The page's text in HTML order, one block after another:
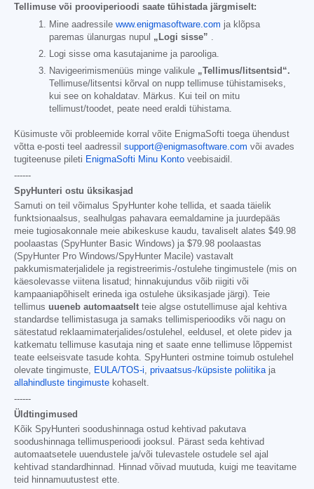
Tellimuse või prooviperioodi saate tühistada järgmiselt:
Mine aadressile www.enigmasoftware.com ja klõpsa
paremas ülanurgas nupul „Logi sisse”
Logi sisse oma kasutajanime ja parooliga.
Navigeerimismenüüs minge valikule „Tellimus/litsentsid“.
Tellimuse/litsentsi kõrval on nupp tellimuse tühistamiseks,
kui see on kohaldatav. Märkus. Kui teil on mitu
tellimust/toodet, peate need eraldi tühistama.
Küsimuste või probleemide korral võite EnigmaSofti toega ühendust
võtta e-posti teel aadressil support@enigmasoftware.com või avades
tugiteenuse pileti EnigmaSofti Minu Konto veebisaidil.
------
SpyHunteri ostu üksikasjad
Samuti on teil võimalus SpyHunter kohe tellida, et saada täielik
funktsionaalsus, sealhulgas pahavara eemaldamine ja juurdepääs
meie tugiosakonnale meie abikeskuse kaudu, tavaliselt alates $49.98
poolaastas (SpyHunter Basic Windows) ja $79.98 poolaastas
(SpyHunter Pro Windows/SpyHunter Macile) vastavalt
pakkumismaterjalidele ja registreerimis-/ostulehe tingimustele (mis on
käesolevasse viitena lisatud; hinnakujundus võib riigiti või
kampaaniapõhiselt erineda iga ostulehe üksikasjade järgi). Teie
tellimus uueneb automaatselt teie algse ostutellimuse ajal kehtiva
standardse tellimistasuga ja samaks tellimisperioodiks või nagu on
sätestatud reklaamimaterjalides/ostulehel, eeldusel, et olete pidev ja
katkematu tellimuse kasutaja ning et saate enne tellimuse lõppemist
teate eelseisvate tasude kohta. SpyHunteri ostmine toimub ostulehel
olevate tingimuste, EULA/TOS-i, privaatsus-/küpsiste poliitikaja
allahindluste tingimuste kohaselt.
------
Üldtingimused
Kõik SpyHunteri soodushinnaga ostud kehtivad pakutava
soodushinnaga tellimusperioodi jooksul. Pärast seda kehtivad
automaatsetele uuendustele ja/või tulevastele ostudele sel ajal
kehtivad standardhinnad. Hinnad võivad muutuda, kuigi me teavitame
teid hinnamuutustest ette.